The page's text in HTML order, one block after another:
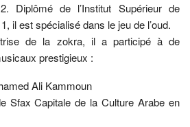
Diplômé de l’Institut Supérieur de
il est spécialisé dans le jeu de l’oud.
de la zokra, il a participé à de
prestigieux :
Ali Kammoun
Sfax Capitale de la Culture Arabe en